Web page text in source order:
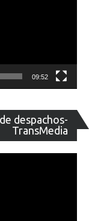
09:52
despachos-
TransMedia
de